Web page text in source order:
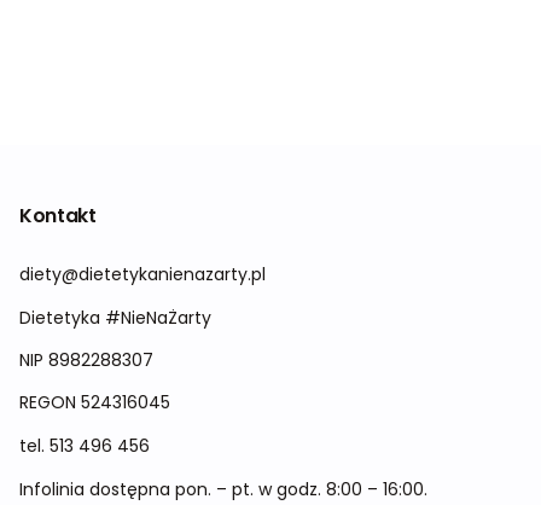
Kontakt
diety@dietetykanienazarty.pl
Dietetyka #NieNaŻarty
NIP 8982288307
REGON 524316045
tel. 513 496 456
Infolinia dostępna pon. – pt. w godz. 8:00 – 16:00.